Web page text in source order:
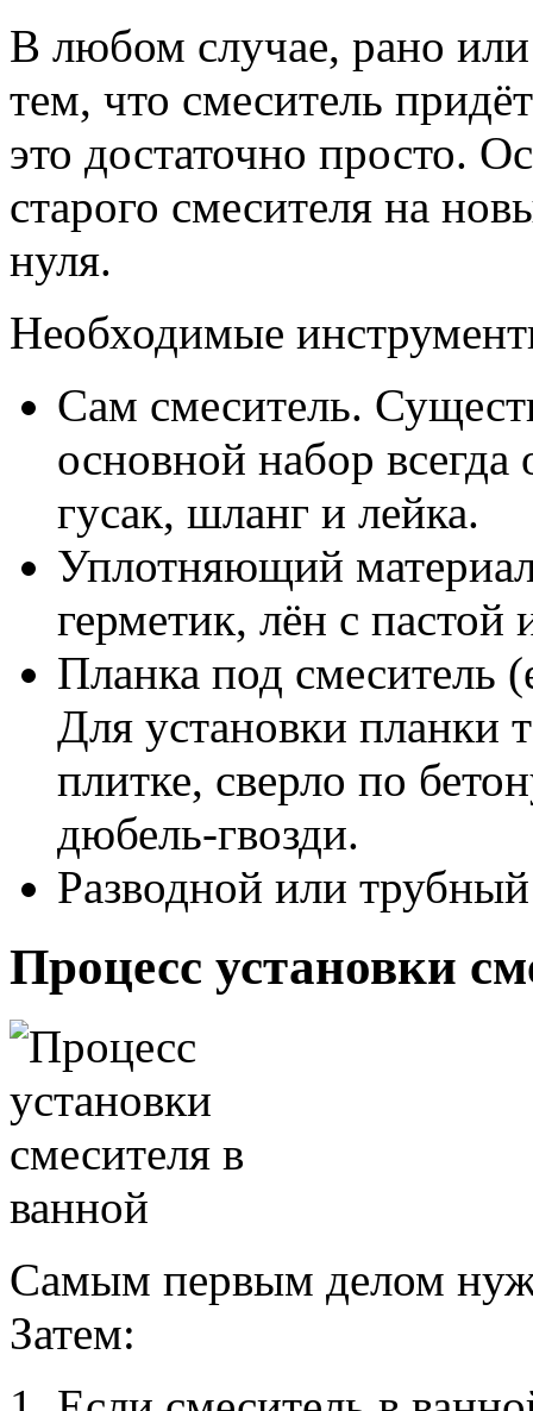
В любом случае, рано или
тем, что смеситель
это достаточно просто.
старого смесителя на
нуля.
Необходимые
Сам смеситель.
основной набор
гусак, шланг и лейка.
Уплотняющий
герметик, лён с пастой
Планка под смеситель
Для установки планки
плитке, сверло по
дюбель-гвозди.
Разводной или
Процесс установки
Самым первым делом
Затем: